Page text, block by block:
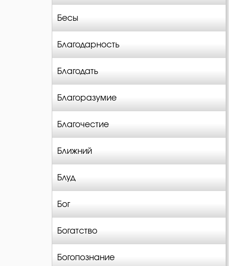
Бесы
Благодарность
Благодать
Благоразумие
Благочестие
Ближний
Блуд
Бог
Богатство
Богопознание